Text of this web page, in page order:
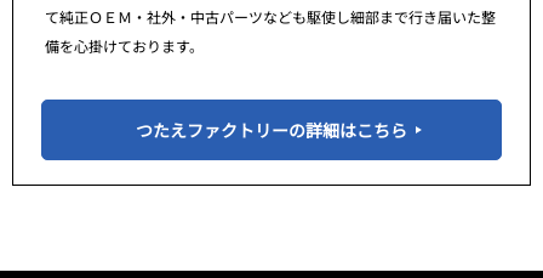
て純正ＯＥＭ・社外・中古パーツなども駆使し細部まで行き届いた整
備を心掛けております。
つたえファクトリーの詳細はこちら